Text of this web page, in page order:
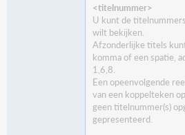
<titelnummer>
U kunt de
wilt bekijken.
Afzonderlijke titels
komma of een spatie,
1,6,8.
Een opeenvolgende
van een koppelteken
geen titelnummer(s)
gepresenteerd.